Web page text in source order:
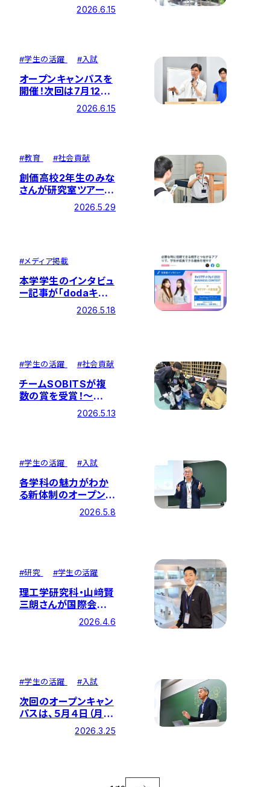
研究室ツアーに参加！
2026.6.15
#学生の活躍 #入試
オープンキャンパスを
開催！次回は7月12日
（日）に開催します！2026.6.15
#教育 #社会貢献
創価高校2年生のみな
さんが研究室ツアーと
体験授業に参加2026.5.29
#メディア掲載
本学学生のインタビュ
ー記事が「dodaキャ
ンパス」に掲載されま
2026.5.18
#学生の活躍 #社会貢献
チームSOBITSが複
数の賞を受賞！～
「RoboCup Japan
Open 2026」～
2026.5.13
#学生の活躍 #入試
各学科の魅力がわか
る新体制のオープンキ
ャンパスがスタート！
2026.5.8
#研究 #学生の活躍
理工学研究科・山﨑賢
三朗さんが国際会議
ICCCV2026でBest
Presentation
2026.4.6
#学生の活躍 #入試
次回のオープンキャン
パスは、５月４日（月/
2026.3.25